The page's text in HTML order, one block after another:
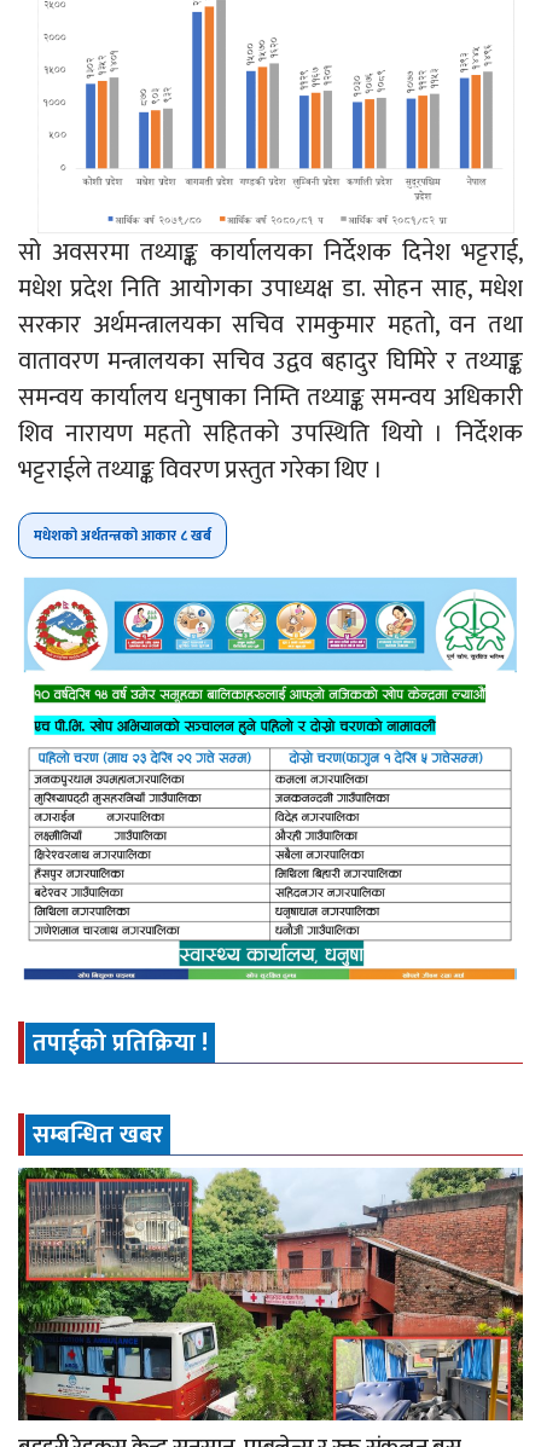
सो अवसरमा तथ्याङ्क कार्यालयका निर्देशक दिनेश भट्टराई,
मधेश प्रदेश निति आयोगका उपाध्यक्ष डा. सोहन साह, मधेश
सरकार अर्थमन्त्रालयका सचिव रामकुमार महतो, वन तथा
वातावरण मन्त्रालयका सचिव उद्वव बहादुर घिमिरे र तथ्याङ्क
समन्वय कार्यालय धनुषाका निम्ति तथ्याङ्क समन्वय अधिकारी
शिव नारायण महतो सहितको उपस्थिति थियो । निर्देशक
भट्टराईले तथ्याङ्क विवरण प्रस्तुत गरेका थिए ।
मधेशको अर्थतन्त्रको आकार ८ खर्ब
तपाईको प्रतिक्रिया !
सम्बन्धित खबर